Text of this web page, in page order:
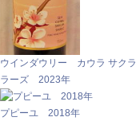
ウインダウリー カウラ サクラ
ラーズ 2023年
プピーユ 2018年